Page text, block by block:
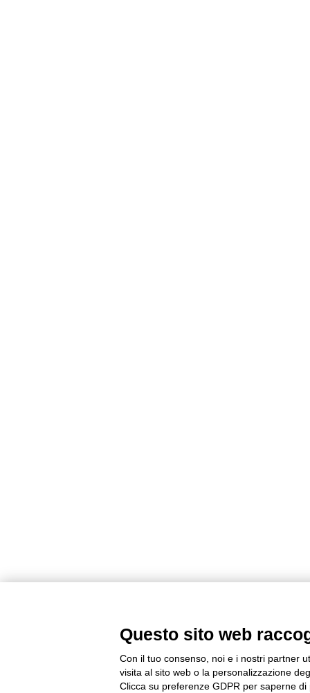
Questo sito web
Con il tuo consenso, noi e i nostri partner
visita al sito web o la personalizzazione
Clicca su preferenze GDPR per saperne di